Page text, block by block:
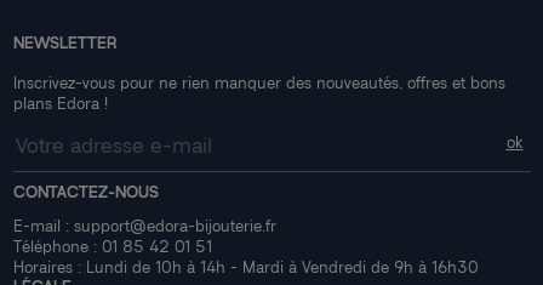
NEWSLETTER
Inscrivez-vous pour ne rien manquer des nouveautés, offres et bons
plans Edora !
CONTACTEZ-NOUS
E-mail : support@edora-bijouterie.fr
Téléphone : 01 85 42 01 51
Horaires : Lundi de 10h à 14h - Mardi à Vendredi de 9h à 16h30